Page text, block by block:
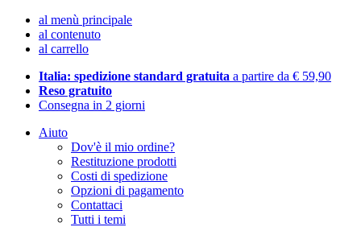
al menù principale
al contenuto
al carrello
Italia: spedizione standard gratuita a partire da € 59,90
Reso gratuito
Consegna in 2 giorni
Aiuto
Dov'è il mio ordine?
Restituzione prodotti
Costi di spedizione
Opzioni di pagamento
Contattaci
Tutti i temi